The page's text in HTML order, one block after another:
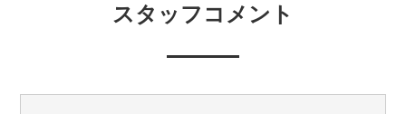
スタッフコメント